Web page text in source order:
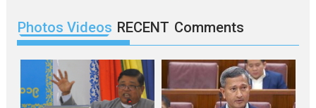
Photos Videos RECENT Comments